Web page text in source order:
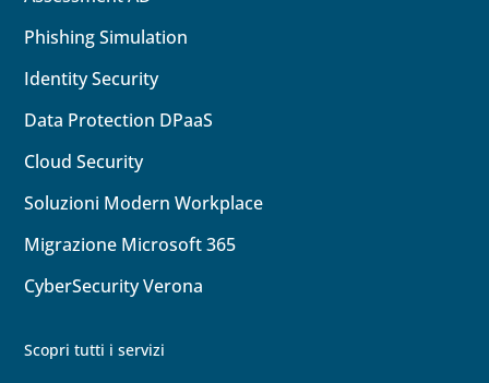
Phishing Simulation
IdentitySecurity
Data Protection DPaaS
CloudSecurity
Soluzioni Modern Workplace
Migrazione Microsoft 365
CyberSecurity Verona
Scopri tutti i servizi